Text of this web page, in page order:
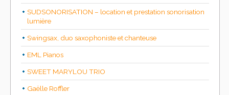
SUDSONORISATION – location et prestation sonorisation
lumière
Swingsax, duo saxophoniste et chanteuse
EML Pianos
SWEET MARYLOU TRIO
Gaëlle Roffler